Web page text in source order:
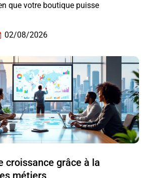
que votre boutique puisse
02/08/2026
croissance grâce à la
métiers